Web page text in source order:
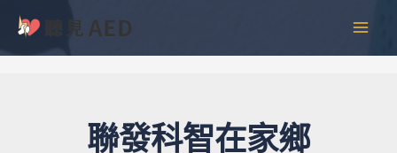
主
聯發科智在家鄉
彙
整